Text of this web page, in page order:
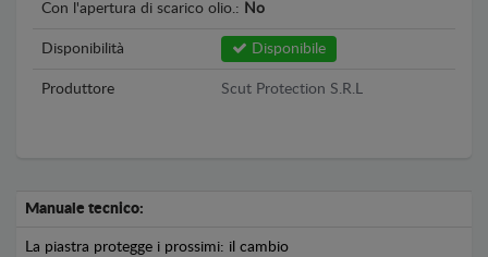
Con l'apertura di scarico olio.: No
Disponibilità Disponibile
Produttore Scut Protection S.R.L
Manuale tecnico:
La piastra protegge i prossimi: il cambio